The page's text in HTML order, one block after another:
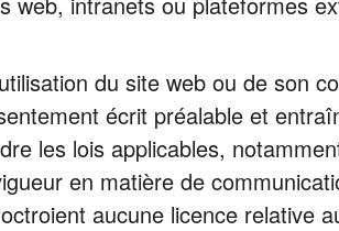
du site web ou de son
écrit préalable et
les lois applicables,
en matière de
aucune licence relative